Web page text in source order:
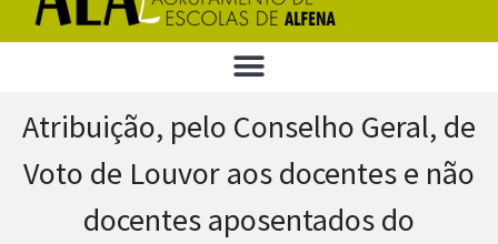
Atribuição, pelo Conselho Geral, de
Voto de Louvor aos docentes e não
docentes aposentados do